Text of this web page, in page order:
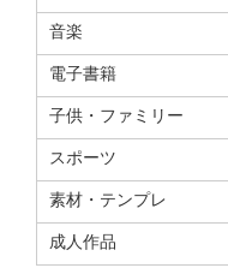
音楽
電子書籍
子供・ファミリー
スポーツ
素材・テンプレ
成人作品